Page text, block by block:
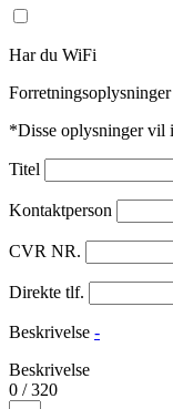
Har du WiFi
Forretningsoplysninger
*Disse oplysninger
Titel
Kontaktperson
CVR NR.
Direkte tlf.
Beskrivelse -
Beskrivelse
0 /320